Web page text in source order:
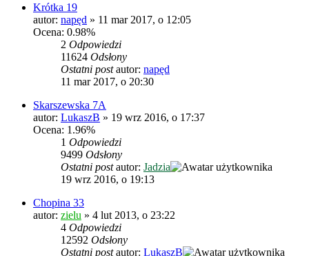
Krótka 19
autor: napęd » 11 mar 2017, o 12:05
Ocena: 0.98%
2 Odpowiedzi
11624 Odsłony
Ostatni postautor: napęd
11 mar 2017, o 20:30
Skarszewska 7A
autor: LukaszB » 19 wrz 2016, o 17:37
Ocena: 1.96%
1 Odpowiedzi
9499 Odsłony
Ostatni postautor: Jadzia
19 wrz 2016, o 19:13
Chopina 33
autor: zielu » 4 lut 2013, o 23:22
4 Odpowiedzi
12592 Odsłony
Ostatni postautor: LukaszB